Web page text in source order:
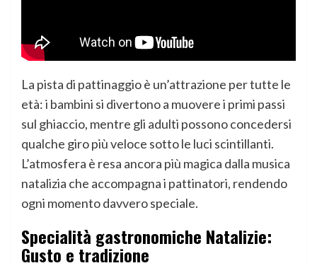
La pista di pattinaggio è un’attrazione per tutte le
età: i bambini si divertono a muovere i primi passi
sul ghiaccio, mentre gli adulti possono concedersi
qualche giro più veloce sotto le luci scintillanti.
L’atmosfera è resa ancora più magica dalla musica
natalizia che accompagna i pattinatori, rendendo
ogni momento davvero speciale.
Specialità gastronomiche Natalizie:
Gusto e tradizione